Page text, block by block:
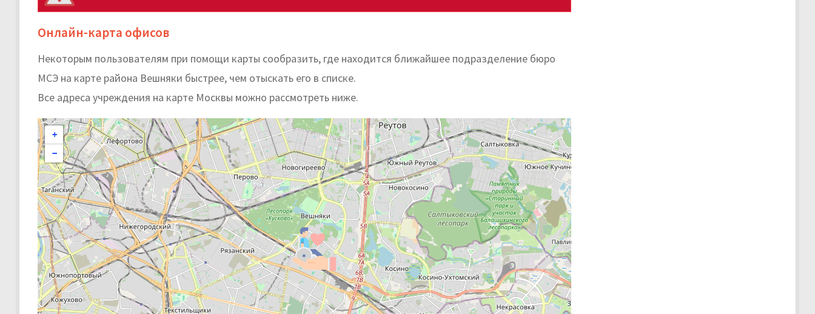
Онлайн-карта офисов
Некоторым пользователям при помощи карты сообразить, где находится ближайшее подразделение бюро
МСЭ на карте района Вешняки быстрее, чем отыскать его в списке.
Все адреса учреждения на карте Москвы можно рассмотреть ниже.
+
−